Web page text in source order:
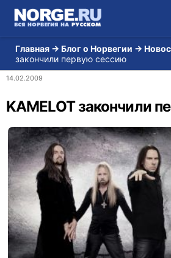
Главная → Блог о Норвегии →
закончили первую сессию
14.02.2009
KAMELOT закончили